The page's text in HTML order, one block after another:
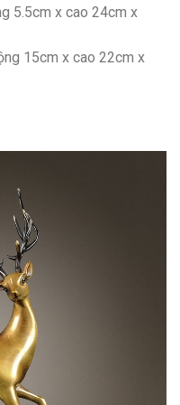
5.5cm x cao 24cm x
15cm x cao 22cm x